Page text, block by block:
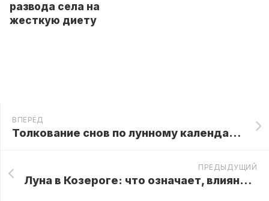
развода села на
жесткую диету
ВПЕРЁД
Толкование снов по лунному календарю: 20 Лунный день
ПРЕДЫДУЩИЙ
Луна в Козероге: что означает, влияние на знаки зодиака